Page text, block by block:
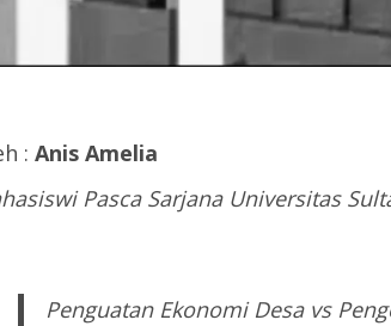
: Anis Amelia
Pasca Sarjana Universitas
Penguatan Ekonomi Desa vs